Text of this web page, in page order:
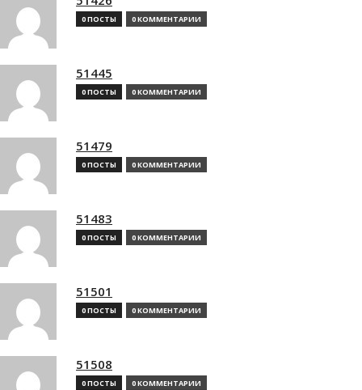
0 ПОСТЫ 0 КОММЕНТАРИИ
51445
0 ПОСТЫ 0 КОММЕНТАРИИ
51479
0 ПОСТЫ 0 КОММЕНТАРИИ
51483
0 ПОСТЫ 0 КОММЕНТАРИИ
51501
0 ПОСТЫ 0 КОММЕНТАРИИ
51508
0 ПОСТЫ 0 КОММЕНТАРИИ